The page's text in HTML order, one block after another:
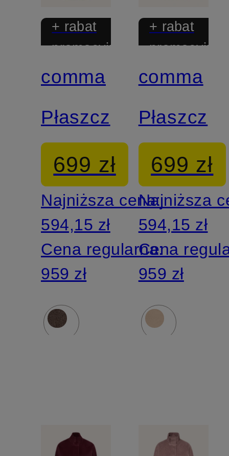
+ rabat
promocyjny
Exclusive
Edycja
limitowana
comma
Płaszcz
699 zł
Najniższa cena:
594,15 zł
Cena regularna:
959 zł
+ rabat
promocyjny
Exclusive
Edycja
limitowana
comma
Płaszcz
699 zł
Najniższa
594,15 zł
Cena
959 zł